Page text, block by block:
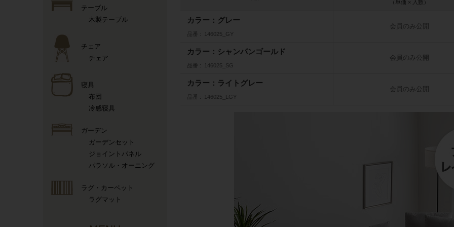
（単価 × 入数）
カラー：グレー
品番 146025_GY
会員のみ公開
カラー：シャンパンゴールド
品番 146025_SG
会員のみ公開
カラー：ライトグレー
品番 146025_LGY
会員のみ公開
テーブル
木製テーブル
チェア
チェア
寝具
布団
冷感寝具
ガーデン
ガーデンセット
ジョイントパネル
パラソル・オーニング
ラグ・カーペット
ラグマット